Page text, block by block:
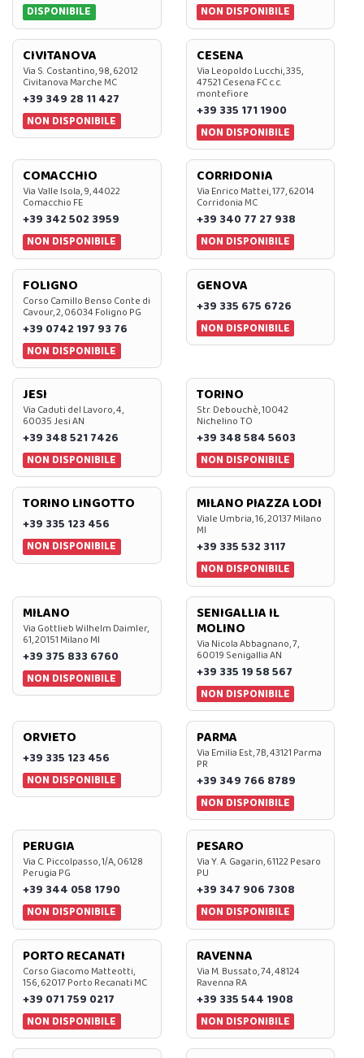
DISPONIBILE
NON DISPONIBILE
CIVITANOVA
Via S. Costantino, 98, 62012
Civitanova Marche MC
+39 349 28 11 427
NON DISPONIBILE
CESENA
Via Leopoldo Lucchi, 335,
47521 Cesena FC c.c.
montefiore
+39 335 171 1900
NON DISPONIBILE
COMACCHIO
Via Valle Isola, 9, 44022
Comacchio FE
+39 342 502 3959
NON DISPONIBILE
CORRIDONIA
Via Enrico Mattei, 177, 62014
Corridonia MC
+39 340 77 27 938
NON DISPONIBILE
FOLIGNO
Corso Camillo Benso Conte di
Cavour, 2, 06034 Foligno PG
+39 0742 197 93 76
NON DISPONIBILE
GENOVA
+39 335 675 6726
NON DISPONIBILE
JESI
Via Caduti del Lavoro, 4,
60035 Jesi AN
+39 348 521 7426
NON DISPONIBILE
TORINO
Str. Debouchè, 10042
Nichelino TO
+39 348 584 5603
NON DISPONIBILE
TORINO LINGOTTO
+39 335 123 456
NON DISPONIBILE
MILANO PIAZZA LODI
Viale Umbria, 16, 20137 Milano
MI
+39 335 532 3117
NON DISPONIBILE
MILANO
Via Gottlieb Wilhelm Daimler,
61, 20151 Milano MI
+39 375 833 6760
NON DISPONIBILE
SENIGALLIA IL
MOLINO
Via Nicola Abbagnano, 7,
60019 Senigallia AN
+39 335 19 58 567
NON DISPONIBILE
ORVIETO
+39 335 123 456
NON DISPONIBILE
PARMA
Via Emilia Est, 7B, 43121 Parma
PR
+39 349 766 8789
NON DISPONIBILE
PERUGIA
Via C. Piccolpasso, 1/A, 06128
Perugia PG
+39 344 058 1790
NON DISPONIBILE
PESARO
Via Y. A. Gagarin, 61122 Pesaro
PU
+39 347 906 7308
NON DISPONIBILE
PORTO RECANATI
Corso Giacomo Matteotti,
156, 62017 Porto Recanati MC
+39 071 759 0217
NON DISPONIBILE
RAVENNA
Via M. Bussato, 74, 48124
Ravenna RA
+39 335 544 1908
NON DISPONIBILE